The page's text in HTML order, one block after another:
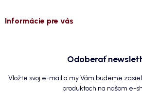
Informácie pre vás
Odoberať
Vložte svoj e-mail a my Vám budeme
produktoch na našom e-